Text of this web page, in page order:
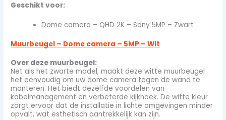
Geschikt voor:
Dome camera – QHD 2K – Sony 5MP – Zwart
Muurbeugel – Dome camera – 5MP – Wit
Over deze muurbeugel:
Net als het zwarte model, maakt deze witte muurbeugel
het eenvoudig om uw dome camera tegen de wand te
monteren. Het biedt dezelfde voordelen van
kabelmanagement en verbeterde kijkhoek. De witte kleur
zorgt ervoor dat de installatie in lichte omgevingen minder
opvalt, wat esthetisch aantrekkelijk kan zijn.